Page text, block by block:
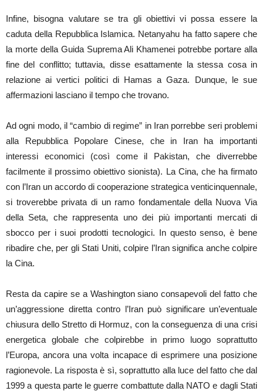
Infine, bisogna valutare se tra gli obiettivi vi possa essere la
caduta della Repubblica Islamica. Netanyahu ha fatto sapere che
la morte della Guida Suprema Ali Khamenei potrebbe portare alla
fine del conflitto; tuttavia, disse esattamente la stessa cosa in
relazione ai vertici politici di Hamas a Gaza. Dunque, le sue
affermazioni lasciano il tempo che trovano.
Ad ogni modo, il “cambio di regime” in Iran porrebbe seri problemi
alla Repubblica Popolare Cinese, che in Iran ha importanti
interessi economici (così come il Pakistan, che diverrebbe
facilmente il prossimo obiettivo sionista). La Cina, che ha firmato
con l’Iran un accordo di cooperazione strategica venticinquennale,
si troverebbe privata di un ramo fondamentale della Nuova Via
della Seta, che rappresenta uno dei più importanti mercati di
sbocco per i suoi prodotti tecnologici. In questo senso, è bene
ribadire che, per gli Stati Uniti, colpire l’Iran significa anche colpire
la Cina.
Resta da capire se a Washington siano consapevoli del fatto che
un’aggressione diretta contro l’Iran può significare un’eventuale
chiusura dello Stretto di Hormuz, con la conseguenza di una crisi
energetica globale che colpirebbe in primo luogo soprattutto
l’Europa, ancora una volta incapace di esprimere una posizione
ragionevole. La risposta è sì, soprattutto alla luce del fatto che dal
1999 a questa parte le guerre combattute dalla NATO e dagli Stati